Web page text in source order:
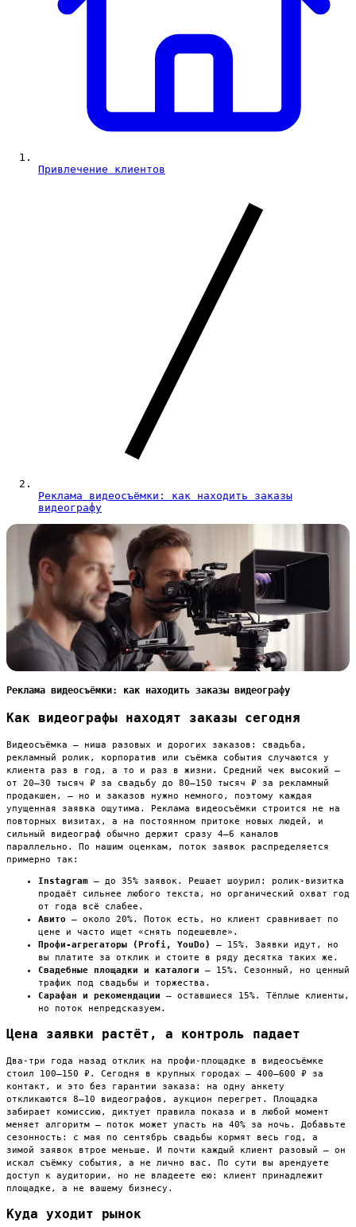
Привлечение клиентов
Реклама видеосъёмки: как находить заказы
видеографу
Реклама видеосъёмки: как находить заказы видеографу
Как видеографы находят заказы сегодня
Видеосъёмка — ниша разовых и дорогих заказов: свадьба,
рекламный ролик, корпоратив или съёмка события случаются у
клиента раз в год, а то и раз в жизни. Средний чек высокий —
от 20–30 тысяч ₽ за свадьбу до 80–150 тысяч ₽ за рекламный
продакшен, — но и заказов нужно немного, поэтому каждая
упущенная заявка ощутима. Реклама видеосъёмки строится не на
повторных визитах, а на постоянном притоке новых людей, и
сильный видеограф обычно держит сразу 4–6 каналов
параллельно. По нашим оценкам, поток заявок распределяется
примерно так:
Instagram — до 35% заявок. Решает шоурил: ролик-визитка
продаёт сильнее любого текста, но органический охват год
от года всё слабее.
Авито — около 20%. Поток есть, но клиент сравнивает по
цене и часто ищет «снять подешевле».
Профи-агрегаторы (Profi, YouDo)
— 15%. Заявки идут, но
вы платите за отклик и стоите в ряду десятка таких же.
Свадебные площадки и каталоги — 15%. Сезонный, но ценный
трафик под свадьбы и торжества.
Сарафан и рекомендации — оставшиеся 15%. Тёплые клиенты,
но поток непредсказуем.
Цена заявки растёт, а контроль падает
Два-три года назад отклик на профи-площадке в видеосъёмке
стоил 100–150 ₽. Сегодня в крупных городах — 400–600 ₽ за
контакт, и это без гарантии заказа: на одну анкету
откликаются 8–10 видеографов, аукцион перегрет. Площадка
забирает комиссию, диктует правила показа и в любой момент
меняет алгоритм — поток может упасть на 40% за ночь. Добавьте
сезонность: с мая по сентябрь свадьбы кормят весь год, а
зимой заявок втрое меньше. И почти каждый клиент разовый — он
искал съёмку события, а не лично вас. По сути вы арендуете
доступ к аудитории, но не владеете ею: клиент принадлежит
площадке, а не вашему бизнесу.
Куда уходит рынок